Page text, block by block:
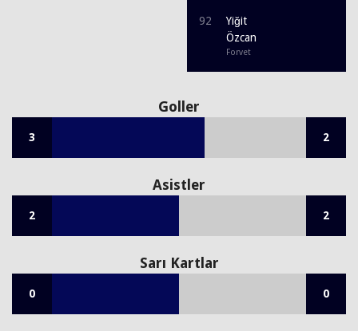
92
Yiğit
Özcan
Forvet
Goller
3 2
Asistler
2 2
Sarı Kartlar
0 0